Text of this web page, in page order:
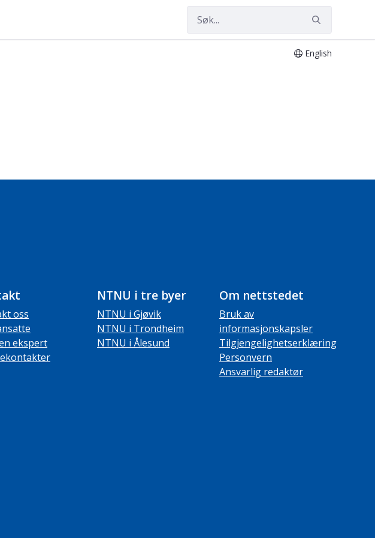
English
oss
ekspert
NTNU i tre byer
NTNU i Gjøvik
NTNU i Trondheim
NTNU i Ålesund
Om nettstedet
Bruk av
informasjonskapsler
Tilgjengelighetserklæring
Personvern
Ansvarlig redaktør